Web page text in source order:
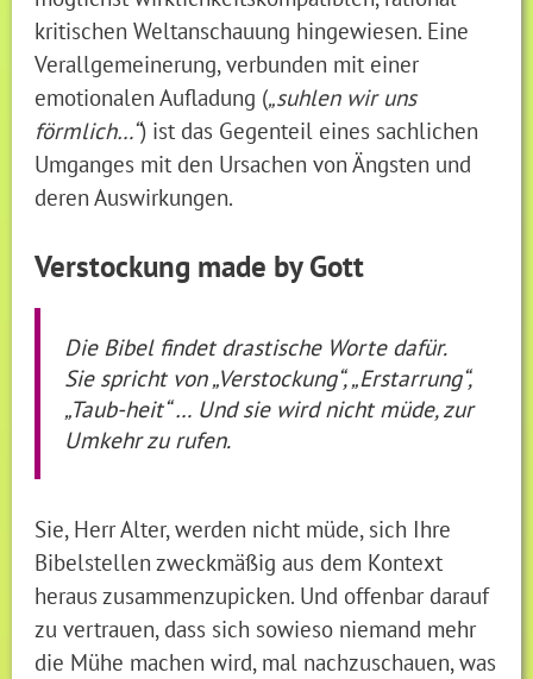
kritischen Weltanschauung hingewiesen. Eine
Verallgemeinerung, verbunden mit einer
emotionalen Aufladung („suhlen wir uns
förmlich…“) ist das Gegenteil eines sachlichen
Umganges mit den Ursachen von Ängsten und
deren Auswirkungen.
Verstockung made by Gott
Die Bibel findet drastische Worte dafür.
Sie spricht von „Verstockung“, „Erstarrung“,
„Taub-heit“ … Und sie wird nicht müde, zur
Umkehr zu rufen.
Sie, Herr Alter, werden nicht müde, sich Ihre
Bibelstellen zweckmäßig aus dem Kontext
heraus zusammenzupicken. Und offenbar darauf
zu vertrauen, dass sich sowieso niemand mehr
die Mühe machen wird, mal nachzuschauen, was